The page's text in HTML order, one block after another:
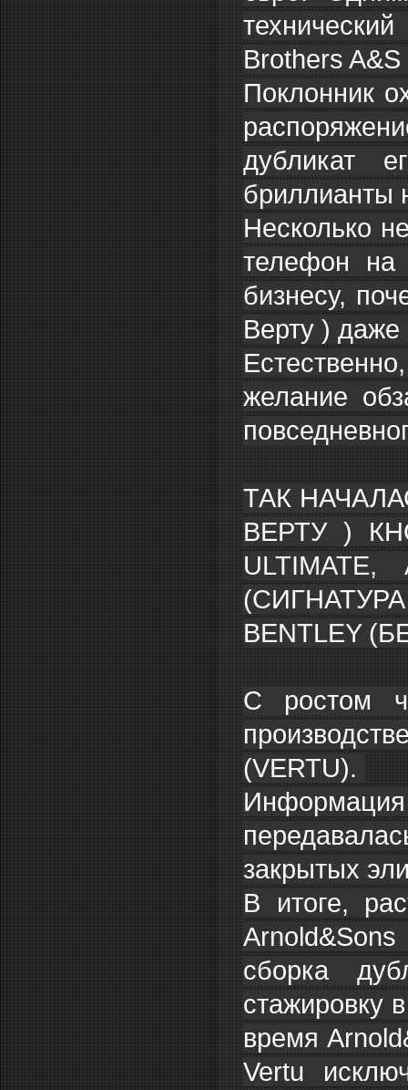
Brothers A&S
Поклонник
дубликат
бриллианты
Несколько
телефон на
бизнесу,
Верту ) даже
желание
ТАК
ВЕРТУ )
BENTLEY
С ростом
(VERTU).
закрытых
В итоге,
сборка
стажировку
время
Vertu